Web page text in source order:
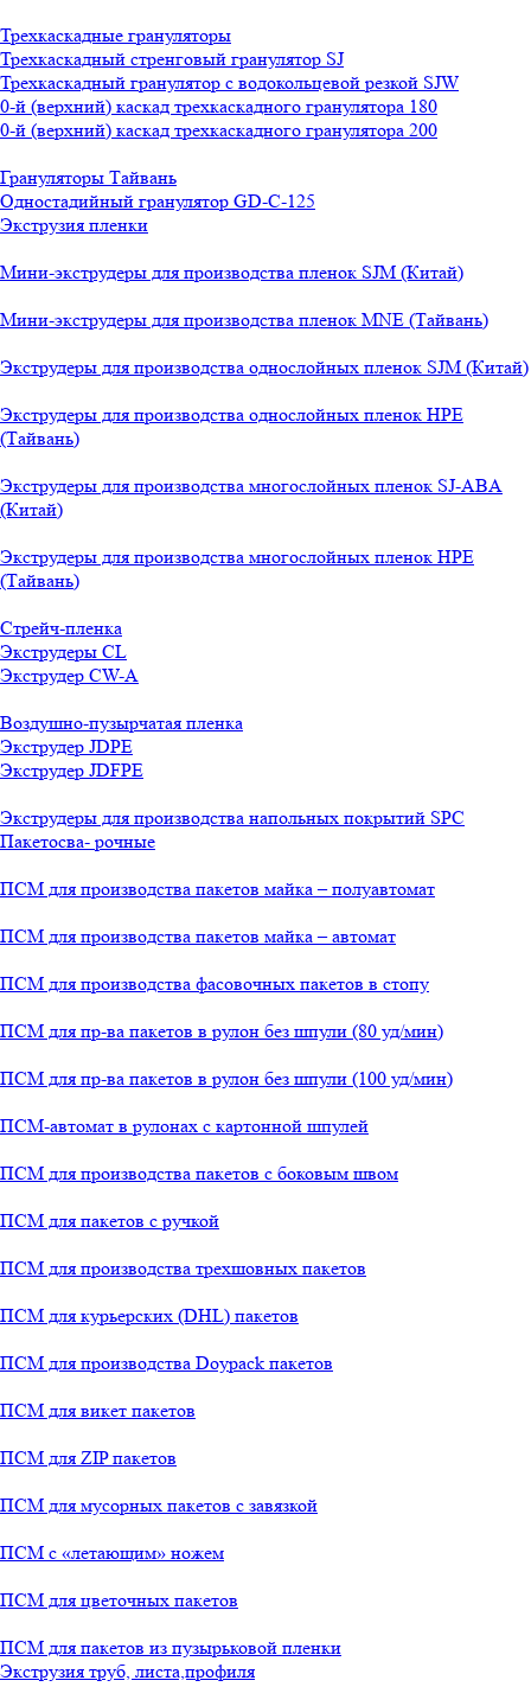
Трехкаскадные грануляторы
Трехкаскадный стренговый гранулятор SJ
Трехкаскадный гранулятор с водокольцевой резкой SJW
0-й (верхний) каскад трехкаскадного гранулятора 180
0-й (верхний) каскад трехкаскадного гранулятора 200
Грануляторы Тайвань
Одностадийный гранулятор GD-C-125
Экструзия пленки
Мини-экструдеры для производства пленок SJM (Китай)
Мини-экструдеры для производства пленок MNE (Тайвань)
Экструдеры для производства однослойных пленок SJM (Китай)
Экструдеры для производства однослойных пленок HPE
(Тайвань)
Экструдеры для производства многослойных пленок SJ-ABA
(Китай)
Экструдеры для производства многослойных пленок HPE
(Тайвань)
Стрейч-пленка
Экструдеры CL
Экструдер CW-A
Воздушно-пузырчатая пленка
Экструдер JDPE
Экструдер JDFPE
Экструдеры для производства напольных покрытий SPC
Пакетосва- рочные
ПСМ для производства пакетов майка – полуавтомат
ПСМ для производства пакетов майка – автомат
ПСМ для производства фасовочных пакетов в стопу
ПСМ для пр-ва пакетов в рулон без шпули (80 уд/мин)
ПСМ для пр-ва пакетов в рулон без шпули (100 уд/мин)
ПСМ-автомат в рулонах с картонной шпулей
ПСМ для производства пакетов с боковым швом
ПСМ для пакетов с ручкой
ПСМ для производства трехшовных пакетов
ПСМ для курьерских (DHL) пакетов
ПСМ для производства Doypack пакетов
ПСМ для викет пакетов
ПСМ для ZIP пакетов
ПСМ для мусорных пакетов с завязкой
ПСМ с «летающим» ножем
ПСМ для цветочных пакетов
ПСМ для пакетов из пузырьковой пленки
Экструзия труб, листа,профиля